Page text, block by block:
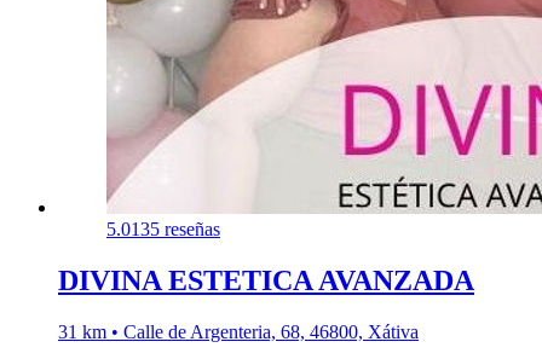
5.0135 reseñas
DIVINA ESTETICA AVANZADA
31 km • Calle de Argenteria, 68, 46800, Xátiva